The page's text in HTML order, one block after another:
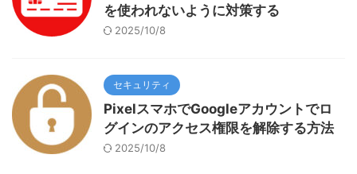
を使われないように対策する
2025/10/8
セキュリティ
PixelスマホでGoogleアカウントでロ
グインのアクセス権限を解除する方法
2025/10/8